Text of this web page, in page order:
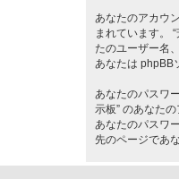
あなたのアカウ
まれています。
たのユーザー名
あなたは phpBB
あなたのパスワ
示板” のあなた
あなたのパスワ
先のページであ